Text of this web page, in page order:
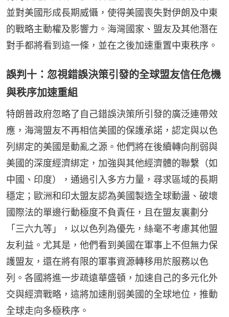
並對美國形成長期威懾，使得美國喪失對伊朗及中東
的戰略主動權及影響力。海灣國家、盟友及其他潛在
對手都將看到這一條，並在之後加速重置中東秩序。
誤判十：忽視錯誤決策引發的全球盟友信任危機
與秩序加速重組
特朗普政府忽略了自己錯誤決策所引發的廣泛連帶效
應，海灣盟友不再相信美國的保護承諾，認定與以色
列綁定的美國是動亂之源。他們將在後續轉向削弱與
美國的深度經濟綁定，加強與其他經濟體的聯繫（如
中國、印度），通過引入多方力量，尋求區域的長期
穩定；歐洲和印太盟友認為美國製造全球動盪、破壞
國際法的單邊行動極度不負責任，且在盟友裏劃分
「三六九等」，以以色列為優先，絲毫不考慮其他盟
友利益。尤其是，他們看到美國在軍事上不但無力保
護盟友，還在將有限的軍事資源轉移用於服務以色
列。各國將進一步疏遠華盛頓，加速自己的多元化外
交與經濟戰略，這將加速削弱美國的全球地位，推動
全球走向多極秩序。